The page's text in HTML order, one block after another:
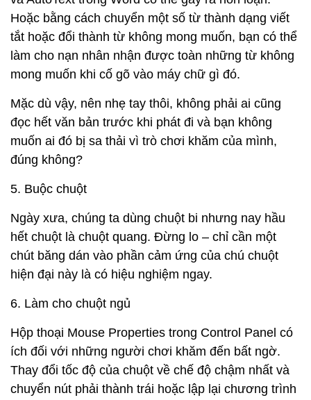
Hoặc bằng cách chuyển một số từ thành dạng viết
tắt hoặc đổi thành từ không mong muốn, bạn có thể
làm cho nạn nhân nhận được toàn những từ không
mong muốn khi cố gõ vào máy chữ gì đó.
Mặc dù vậy, nên nhẹ tay thôi, không phải ai cũng
đọc hết văn bản trước khi phát đi và bạn không
muốn ai đó bị sa thải vì trò chơi khăm của mình,
đúng không?
5. Buộc chuột
Ngày xưa, chúng ta dùng chuột bi nhưng nay hầu
hết chuột là chuột quang. Đừng lo – chỉ cần một
chút băng dán vào phần cảm ứng của chú chuột
hiện đại này là có hiệu nghiệm ngay.
6. Làm cho chuột ngủ
Hộp thoại Mouse Properties trong Control Panel có
ích đối với những người chơi khăm đến bất ngờ.
Thay đổi tốc độ của chuột về chế độ chậm nhất và
chuyển nút phải thành trái hoặc lập lại chương trình